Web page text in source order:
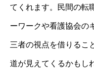
てくれます。民間の転
ーワークや看護協会の
三者の視点を借りるこ
道が見えてくるかもし